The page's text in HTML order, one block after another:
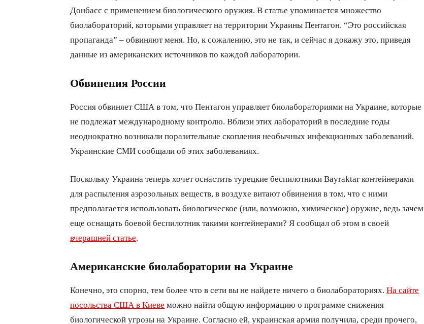
Донбасс с применением биологического оружия. В статье упоминается множество
биолабораторий, которыми управляет на территории Украины Пентагон. “Это российская
пропаганда” – обвиняют меня. Но, к сожалению, это не так, и сейчас я докажу это, приведя
данные из американских источников по каждой лаборатории.
Обвинения России
Россия обвиняет США в том, что Пентагон управляет биолабораториями на Украине, которые
не подлежат международному контролю. Вблизи этих лабораторий в последние годы
неоднократно возникали поразительные скопления необычных инфекционных заболеваний.
Украинские СМИ сообщали об этих заболеваниях.
Поскольку Украина теперь хочет оснастить турецкие беспилотники Bayraktar контейнерами
для распыления аэрозольных веществ, в воздухе витают обвинения в том, что с ними
предполагается использовать биологическое (или, возможно, химическое) оружие, ведь зачем
еще оснащать боевой беспилотник такими контейнерами? Я сообщал об этом в своей
вчерашней статье
Американские биолаборатории на Украине
Конечно, это спорно, тем более что в сети вы не найдете ничего о биолабораториях. На сайте
посольства США в Киеве можно найти общую информацию о программе снижения
биологической угрозы на Украине. Согласно ей, украинская армия получила, среди прочего,